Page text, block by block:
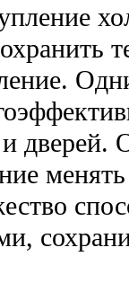
дверей.